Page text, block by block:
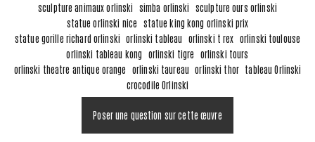
sculpture animaux orlinski simba orlinski sculpture ours orlinski
statue orlinski nice statue king kong orlinski prix
statue gorille richard orlinski orlinski tableau orlinski t rex orlinski toulouse
orlinski tableau kong orlinski tigre orlinski tours
orlinski theatre antique orange orlinski taureau orlinski thor tableau Orlinski
crocodile Orlinski
Poser une question sur cette œuvre